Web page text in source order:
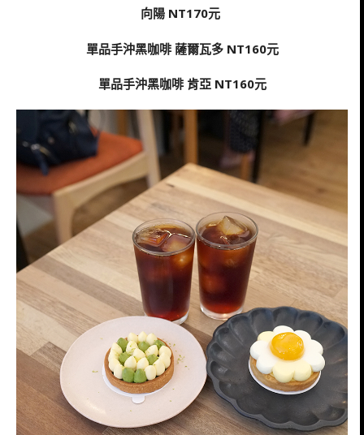
向陽 NT170元
單品手沖黑咖啡 薩爾瓦多 NT160元
單品手沖黑咖啡 肯亞 NT160元